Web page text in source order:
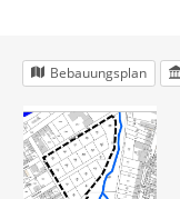
Bebauungsplan